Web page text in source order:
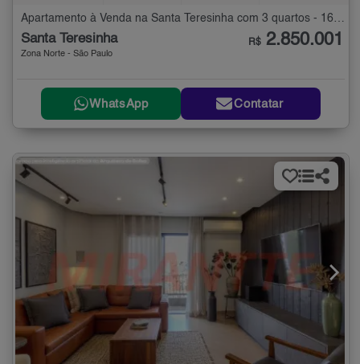
Apartamento à Venda na Santa Teresinha com 3 quartos - 164 m²
Santa Teresinha
Zona Norte - São Paulo
R$ 2.850.001
WhatsApp Contatar